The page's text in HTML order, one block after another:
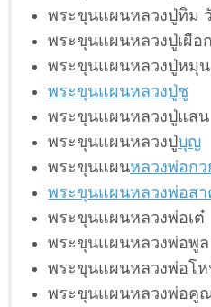
พระขุนแผนหลวงปู่ทิม
พระขุนแผนหลวงปู่เผือก
พระขุนแผนหลวงปู่หมุน
พระขุนแผนหลวงปู่ชู
พระขุนแผนหลวงปู่แสน
พระขุนแผนหลวงปู่บุญ
พระขุนแผนหลวงพ่อกว
พระขุนแผนหลวงพ่อสา
พระขุนแผนหลวงพ่อเต๋
พระขุนแผนหลวงพ่อพูล
พระขุนแผนหลวงพ่อโห
พระขุนแผนหลวงพ่อคู